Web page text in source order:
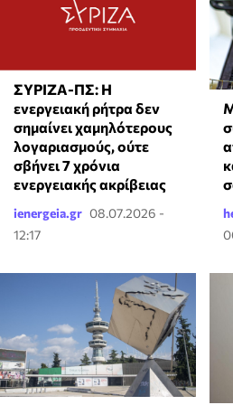
ΣΥΡΙΖΑ-ΠΣ: Η
ενεργειακή ρήτρα δεν
σημαίνει χαμηλότερους
λογαριασμούς, ούτε
σβήνει 7 χρόνια
ενεργειακής ακρίβειας
ienergeia.gr 08.07.2026 -
12:17